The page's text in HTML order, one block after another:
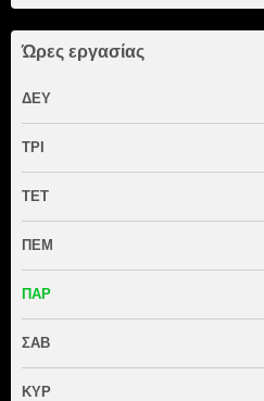
Ώρες εργασίας
ΔΕΥ
ΤΡΙ
ΤΕΤ
ΠΕΜ
ΠΑΡ
ΣΑΒ
ΚΥΡ